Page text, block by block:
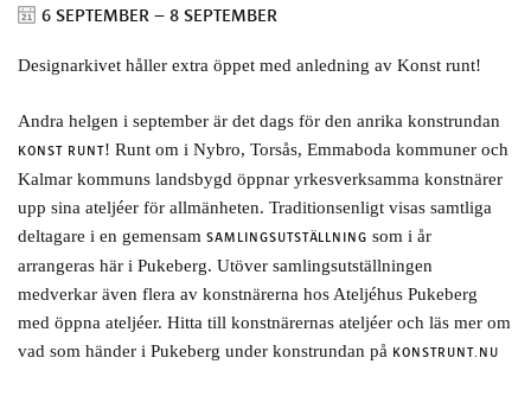
6 SEPTEMBER – 8 SEPTEMBER
Designarkivet håller extra öppet med anledning av Konst runt!
Andra helgen i september är det dags för den anrika konstrundan
KONST RUNT! Runt om i Nybro, Torsås, Emmaboda kommuner och
Kalmar kommuns landsbygd öppnar yrkesverksamma konstnärer
upp sina ateljéer för allmänheten. Traditionsenligt visas samtliga
deltagare i en gemensam SAMLINGSUTSTÄLLNING som i år
arrangeras här i Pukeberg. Utöver samlingsutställningen
medverkar även flera av konstnärerna hos Ateljéhus Pukeberg
med öppna ateljéer. Hitta till konstnärernas ateljéer och läs mer om
vad som händer i Pukeberg under konstrundan på KONSTRUNT.NU